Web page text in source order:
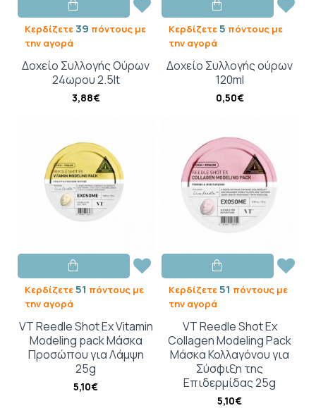
Κερδίζετε39 πόντους με
την αγορά
Δοχείο Συλλογής Ούρων
24ωρου 2.5lt
3,88€
Κερδίζετε5 πόντους με
την αγορά
Δοχείο Συλλογής ούρων
120ml
0,50€
Κερδίζετε51 πόντους με
την αγορά
VT Reedle Shot Ex Vitamin
Modeling pack Μάσκα
Προσώπου για Λάμψη
25g
5,10€
Κερδίζετε51 πόντους με
την αγορά
VT Reedle Shot Ex
Collagen Modeling Pack
Μάσκα Κολλαγόνου για
Σύσφιξη της
Επιδερμίδας 25g
5,10€